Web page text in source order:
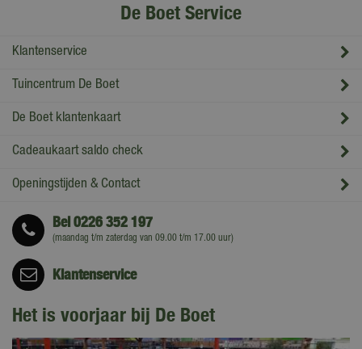
De Boet Service
Klantenservice
Tuincentrum De Boet
De Boet klantenkaart
Cadeaukaart saldo check
Openingstijden & Contact
Bel0226 352 197
(maandag t/m zaterdag van 09.00 t/m 17.00 uur)
Klantenservice
Het is voorjaar bij De Boet